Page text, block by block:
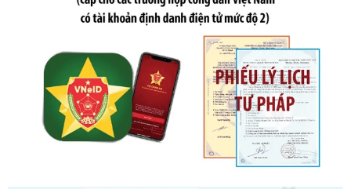
Số kí hiệu:2304/QĐ-UBND
Tên: Quyết định công bố Danh mục thủ tục hành chính
được sửa đổi, bổ sung và phê duyệt Quy trình nội bộ, quy
trình điện tử giải quyết thủ tục hành chính trong lĩnh vực Du
lịch thuộc phạm vi chức năng quản lý của Sở Văn hóa, Thể
thao và Du lịch
Ngày ban hành: 01/06/2026
Số kí hiệu:2310/QĐ-UBND
Tên: Về việc công bố Danh mục thủ tục hành chính sửa
đổi, bổ sung và phê duyệt Quy trình nội bộ, quy trình điện tử